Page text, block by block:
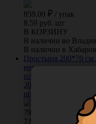
859.00 / упак
8.59 руб. шт
В КОРЗИНУ
В наличии во
В наличии в
Простыня 200*70 см
нестерильная, из
плотностью 15 г/м2,
штук/упаковка,
791.00
7.91 руб. шт